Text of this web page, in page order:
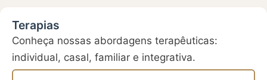
Terapias
Conheça nossas abordagens terapêuticas:
individual, casal, familiar e integrativa.